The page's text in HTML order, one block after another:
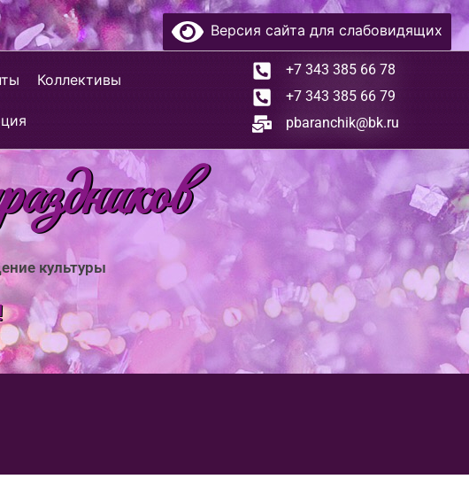
Версия сайта для слабовидящих
Коллективы
+7 343 385 66 78
+7 343 385 66 79
pbaranchik@bk.ru
культуры